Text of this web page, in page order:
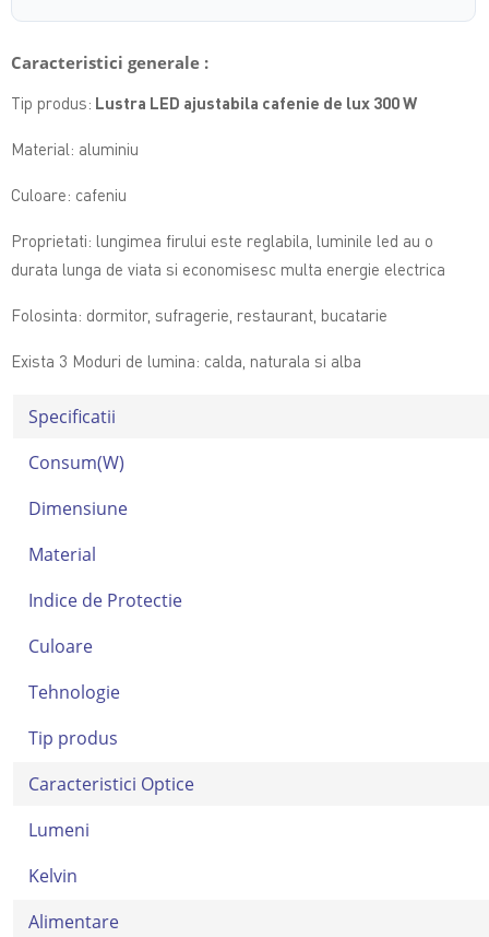
Caracteristici generale :
Tip produs: Lustra LED ajustabila cafenie de lux 300 W
Material: aluminiu
Culoare: cafeniu
Proprietati: lungimea firului este reglabila, luminile led au o
durata lunga de viata si economisesc multa energie electrica
Folosinta: dormitor, sufragerie, restaurant, bucatarie
Exista 3 Moduri de lumina: calda, naturala si alba
Specificatii
Consum(W)
Dimensiune
Material
Indice de Protectie
Culoare
Tehnologie
Tip produs
Caracteristici Optice
Lumeni
Kelvin
Alimentare